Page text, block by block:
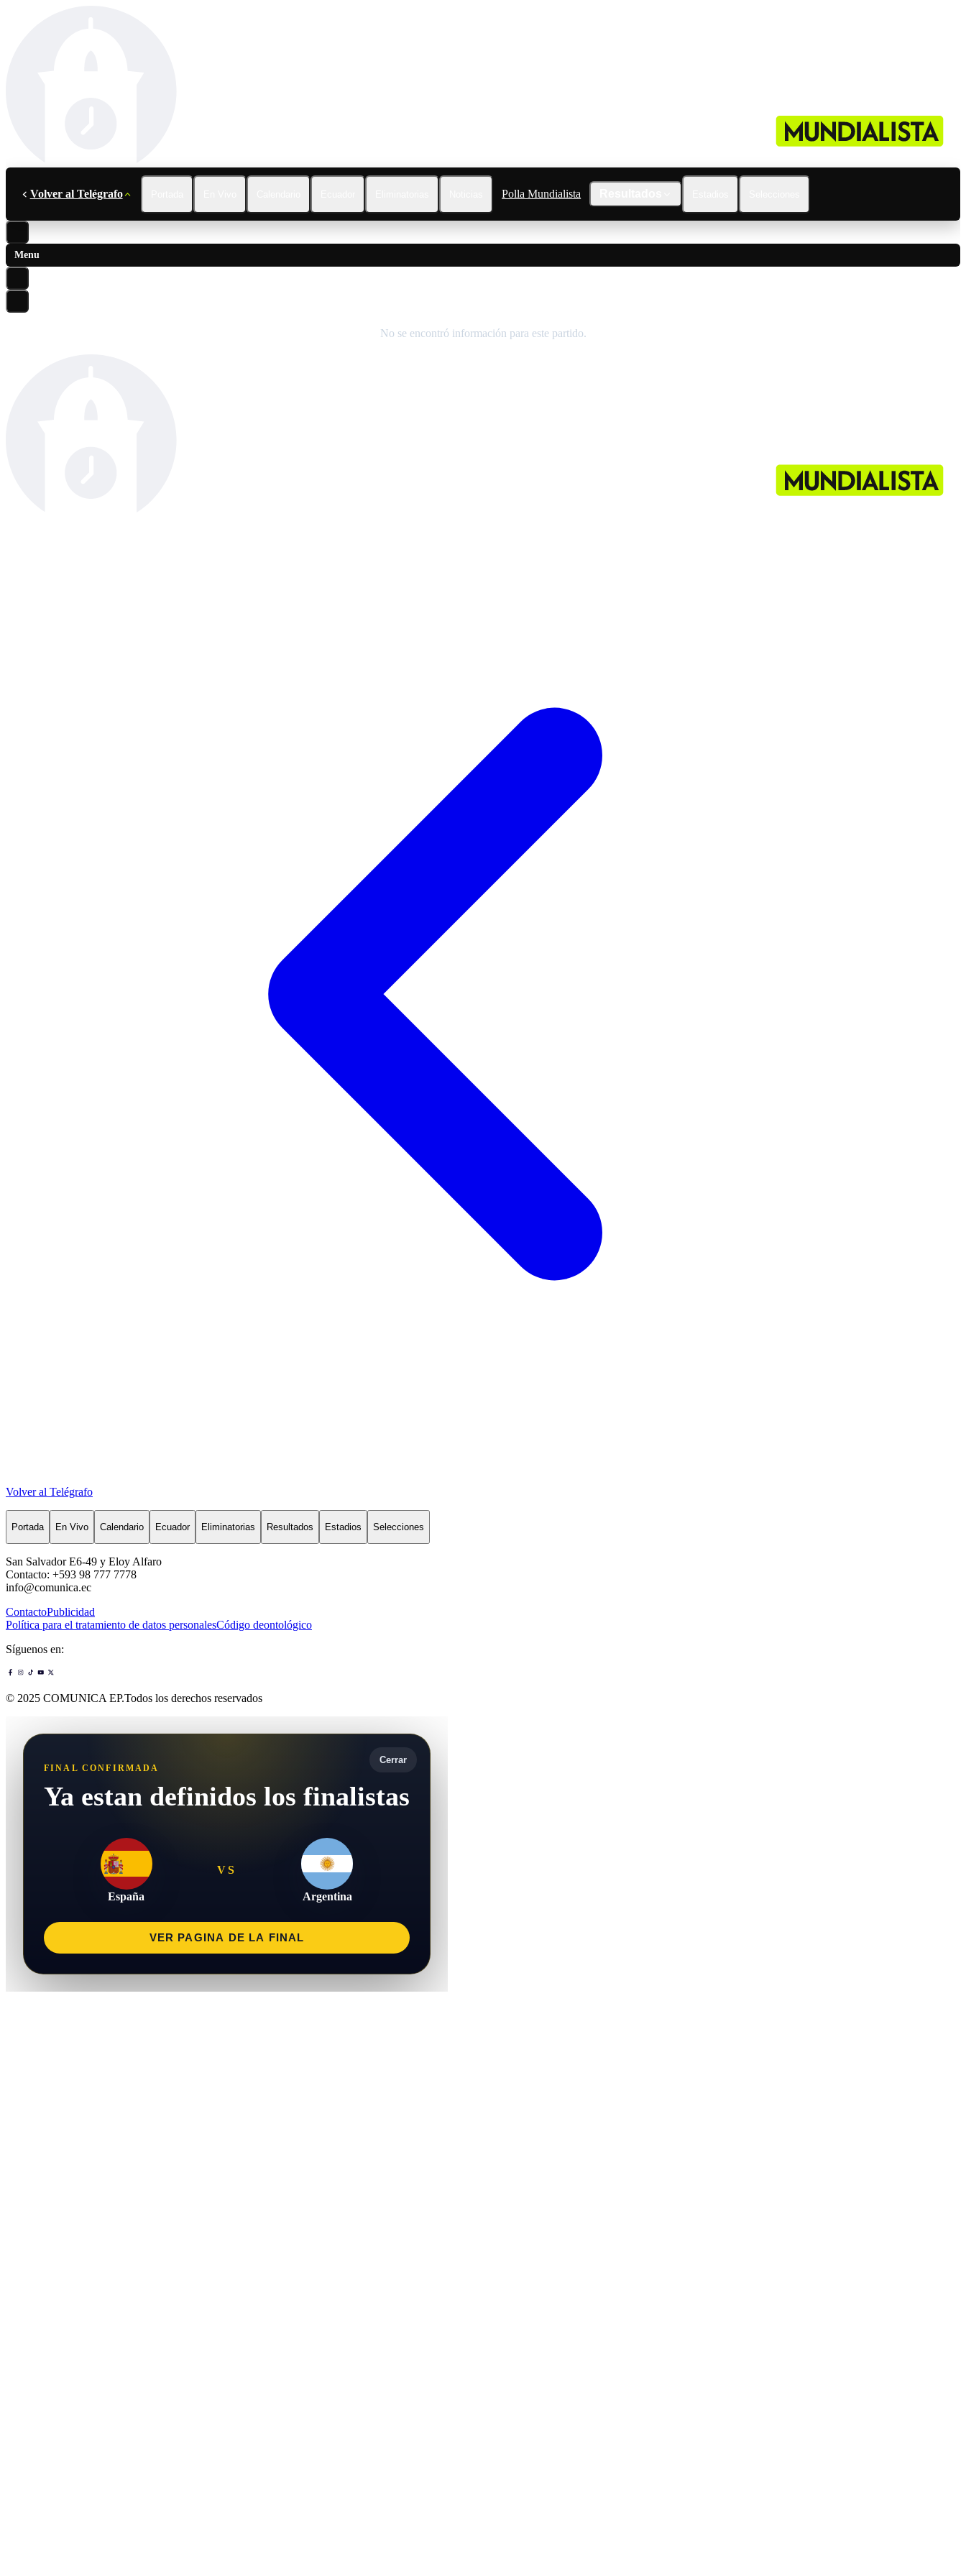
Volver al Telégrafo Polla Mundialista
Menu
No se encontró información para este partido.
Volver al Telégrafo
Portada En Vivo Calendario Ecuador Eliminatorias Resultados Estadios Selecciones
San Salvador E6-49 y Eloy Alfaro
Contacto: +593 98 777 7778
info@comunica.ec
ContactoPublicidad
Política para el tratamiento de datos personalesCódigo deontológico
Síguenos en:
© 2025 COMUNICA EP.Todos los derechos reservados
Cerrar
FINAL CONFIRMADA
Ya estan definidos los finalistas
España
VS
Argentina
VER PAGINA DE LA FINAL